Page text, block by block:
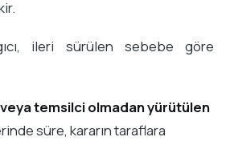
ileri sürülen sebebe göre
temsilci olmadan yürütülen
süre, kararın taraflara